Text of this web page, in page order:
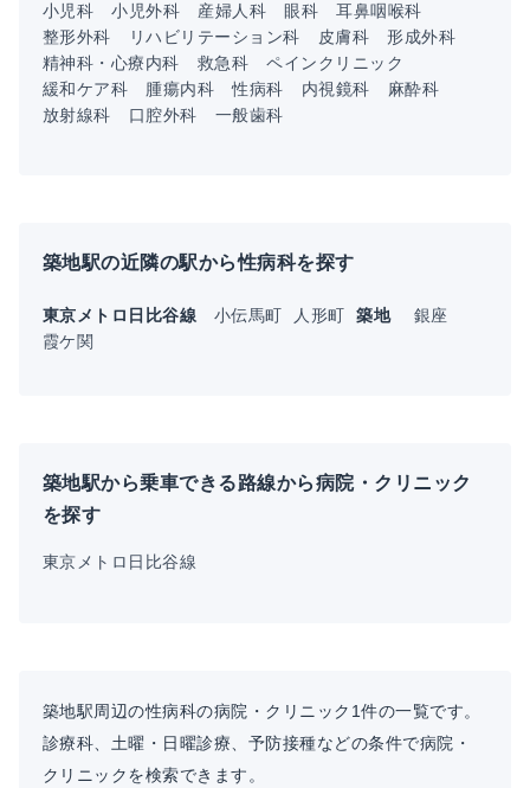
小児科
小児外科 産婦人科 眼科
耳鼻咽喉科
整形外科
リハビリテーション科 皮膚科
形成外科
精神科・心療内科
救急科
ペインクリニック
緩和ケア科
腫瘍内科 性病科 内視鏡科
麻酔科
放射線科
口腔外科 一般歯科
築地駅の近隣の駅から性病科を探す
東京メトロ日比谷線 小伝馬町 人形町 築地
銀座
霞ケ関
築地駅から乗車できる路線から病院・クリニック
を探す
東京メトロ日比谷線
築地駅周辺の性病科の病院・クリニック1件の一覧です。
診療科、土曜・日曜診療、予防接種などの条件で病院・
クリニックを検索できます。